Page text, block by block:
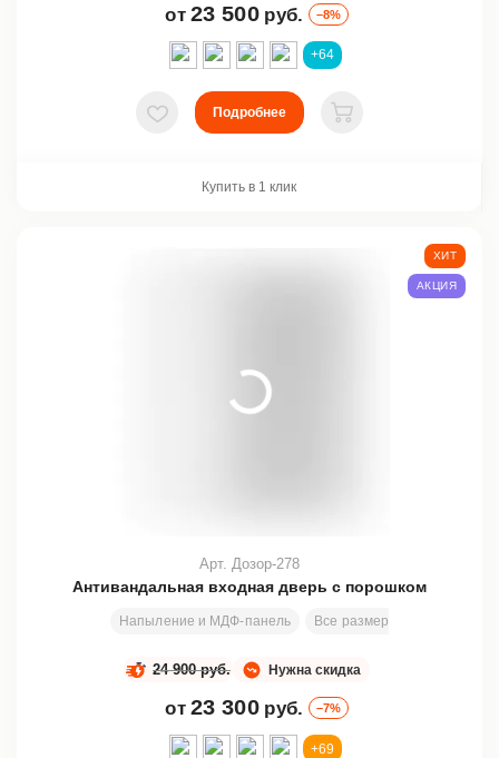
от 23 500 руб. –8%
+64
В избранное
Подробнее
В корзину
Купить в 1 клик
Антивандальная входная дверь с порошком
Напыление и МДФ-панель Все размеры
Арт. Дозор-278
Нужна скидка
24 900 руб.
от 23 300 руб. –7%
ХИТ
АКЦИЯ
+69